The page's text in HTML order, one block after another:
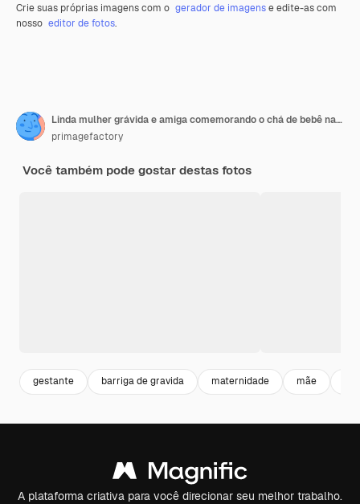
Crie suas próprias imagens com o gerador de imagense edite-as com
nosso editor de fotos.
Linda mulher grávida e amiga comemorando o chá de bebê na sala de estar em casa. Duas jovens sentadas no sofá com sacola de compras e caixa de presente. Tia mandando presente para barriga grande dentro do bebê.
primagefactory
Você também pode gostar destas fotos
gestante barriga de gravida maternidade mãe
A plataforma criativa para você direcionar seu melhor trabalho.